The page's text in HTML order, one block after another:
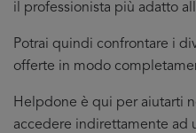
il professionista più adatto
Potrai quindi confrontare i
offerte in modo
Helpdone è qui per aiutarti
accedere indirettamente ad